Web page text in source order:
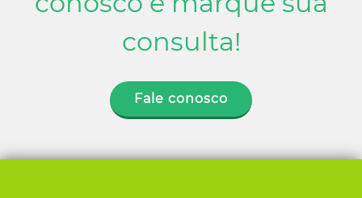
consulta!
Fale conosco